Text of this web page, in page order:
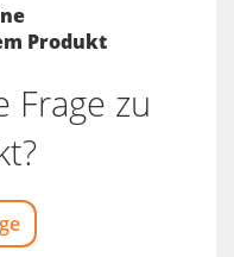
Produkt
Frage zu